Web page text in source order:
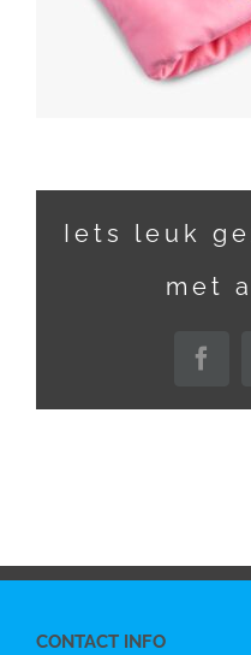
Iets leuk
met
CONTACT INFO